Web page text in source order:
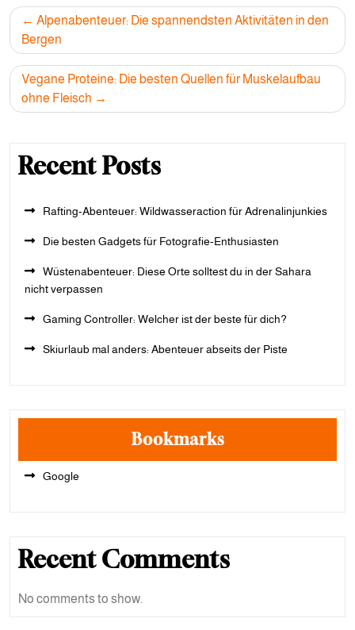
Post
navigation
Alpenabenteuer: Die spannendsten Aktivitäten in den
Bergen
Vegane Proteine: Die besten Quellen für Muskelaufbau
ohne Fleisch
Recent Posts
Rafting-Abenteuer: Wildwasseraction für Adrenalinjunkies
Die besten Gadgets für Fotografie-Enthusiasten
Wüstenabenteuer: Diese Orte solltest du in der Sahara
nicht verpassen
Gaming Controller: Welcher ist der beste für dich?
Skiurlaub mal anders: Abenteuer abseits der Piste
Bookmarks
Google
Recent Comments
No comments to show.